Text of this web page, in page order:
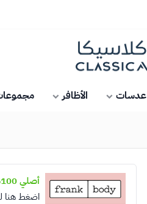
عدسات الأظافر
أصلي 100%
اضغط هنا